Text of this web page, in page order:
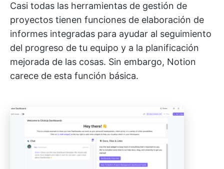
Casi todas las herramientas de gestión de
proyectos tienen funciones de elaboración de
informes integradas para ayudar al seguimiento
del progreso de tu equipo y a la planificación
mejorada de las cosas. Sin embargo, Notion
carece de esta función básica.